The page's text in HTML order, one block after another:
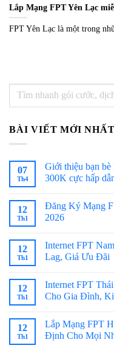
Lắp Mạng FPT Yên Lạc
FPT Yên Lạc là một trong
BÀI VIẾT MỚI NHẤT
07
Th4
Giới thiệu bạn bè
300K cực hấp
12
Th1
Đăng Ký Mạng
2026
12
Th1
Internet FPT
Lag, Giá Ưu Đãi
12
Th1
Internet FPT
Cho Gia Đình,
12
Th1
Lắp Mạng FPT
Định Cho Mọi